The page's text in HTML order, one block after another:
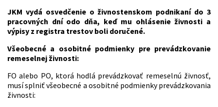
JKM vydá osvedčenie o živnostenskom podnikaní do 3
pracovných dní odo dňa, keď mu ohlásenie živnosti a
výpisy z registra trestov boli doručené.
Všeobecné a osobitné podmienky pre prevádzkovanie
remeselnej živnosti:
FO alebo PO, ktorá hodlá prevádzkovať remeselnú živnosť,
musí splniť všeobecné a osobitné podmienky prevádzkovania
živnosti: